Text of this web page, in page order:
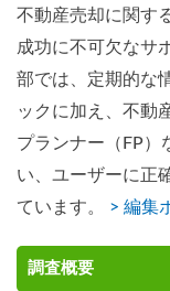
不動産売却に関す
成功に不可欠なサ
部では、定期的な
ックに加え、不動
プランナー（FP）
い、ユーザーに正
ています。 > 編集
調査概要